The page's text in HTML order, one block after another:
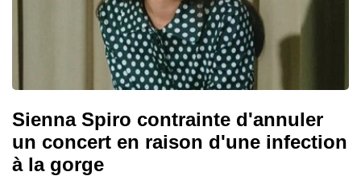
Sienna Spiro contrainte d'annuler
un concert en raison d'une infection
à la gorge